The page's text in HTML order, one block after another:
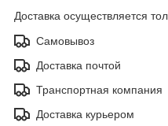
Доставка осуществляется
Самовывоз
Доставка почтой
Транспортная компания
Доставка курьером